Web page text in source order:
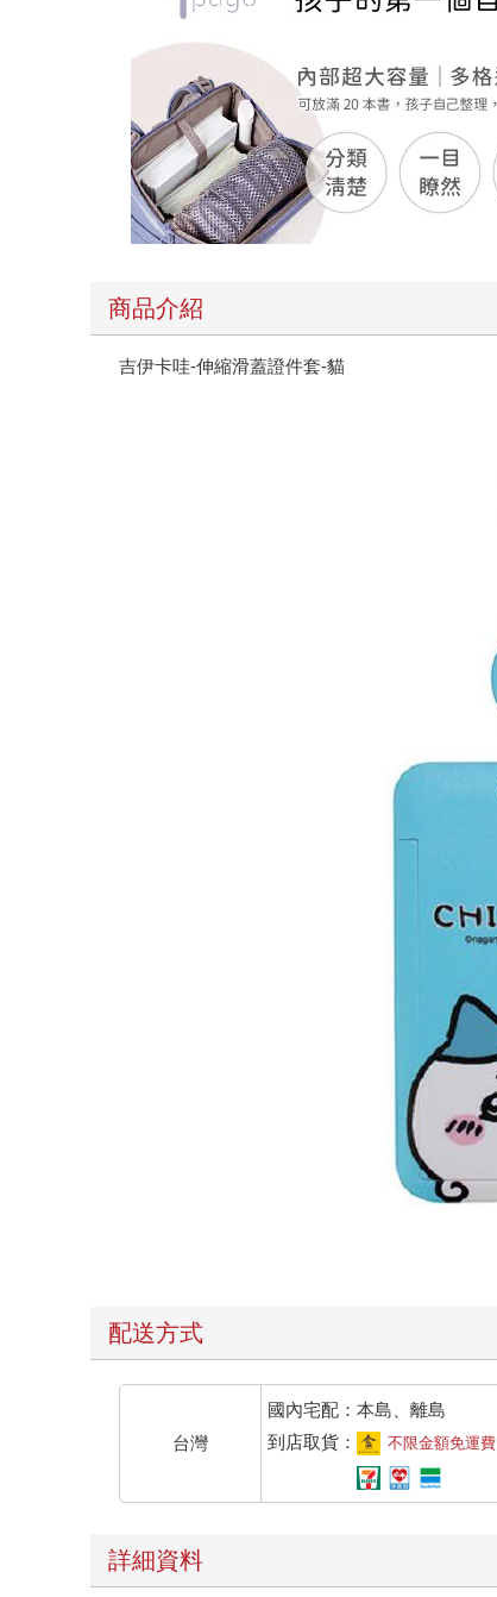
商品介紹
吉伊卡哇-伸縮滑蓋證件套-貓
配送方式
台灣
國內宅配：本島、離島
到店取貨：
不限金額免運費
詳細資料